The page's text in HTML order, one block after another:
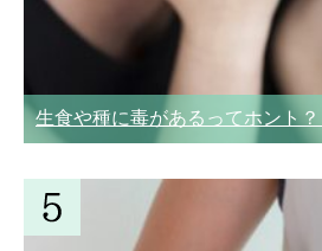
生食や種に毒があるってホント